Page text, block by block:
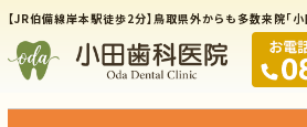
【JR伯備線岸本駅徒歩2分】鳥取県外からも多数来院「小